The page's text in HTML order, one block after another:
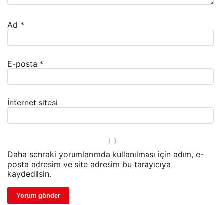
Ad *
E-posta *
İnternet sitesi
Daha sonraki yorumlarımda kullanılması için adım, e-
posta adresim ve site adresim bu tarayıcıya
kaydedilsin.